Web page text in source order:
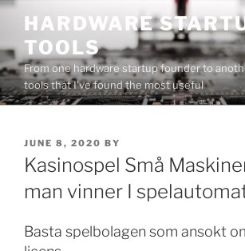
Skip
content
HARDWARE
TOOLS
From one hardware startup founder to
tools that I've found the most useful
POSTED
ON
JUNE 8, 2020 BY
Kasinospel Små
man vinner I
Basta spelbolagen som ansokt